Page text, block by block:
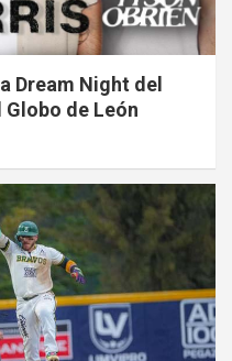
Dream Night del
de León